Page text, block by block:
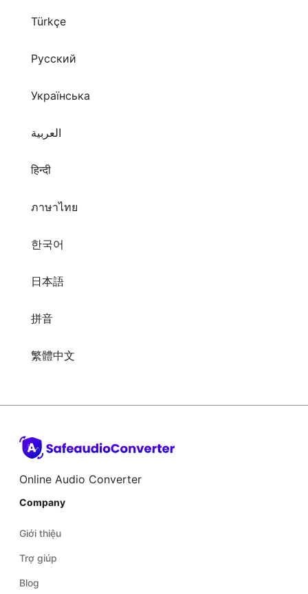
Русский
Українська
العربية
हिन्दी
ภาษาไทย
한국어
日本語
拼音
繁體中文
Online Audio Converter
Giới thiệu